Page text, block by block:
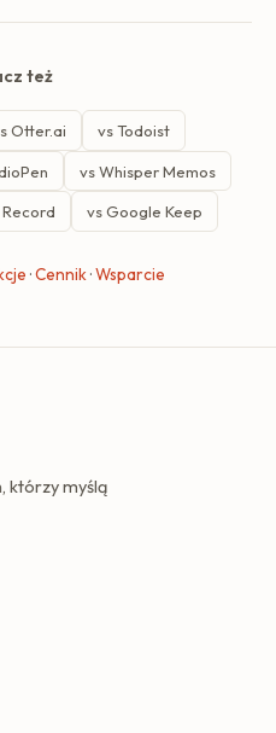
też
Otter.ai vs Todoist
vs Whisper Memos
Record vs Google Keep
·Cennik·Wsparcie
którzy myślą